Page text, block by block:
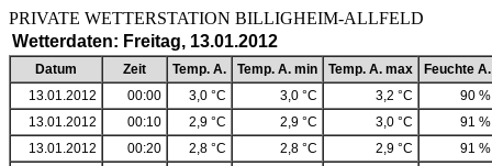
PRIVATE WETTERSTATION BILLIGHEIM-
Wetterdaten: Freitag, 13.01.2012
Datum Zeit Temp. A. Temp. A. min Temp. A. max
Feuchte A.
13.01.2012
00:00 3,0 °C 3,0 °C 3,2 °C
90 %
13.01.2012
00:10 2,9 °C 2,9 °C 3,0 °C
91 %
13.01.2012
00:20 2,8 °C 2,8 °C 2,9 °C
91 %